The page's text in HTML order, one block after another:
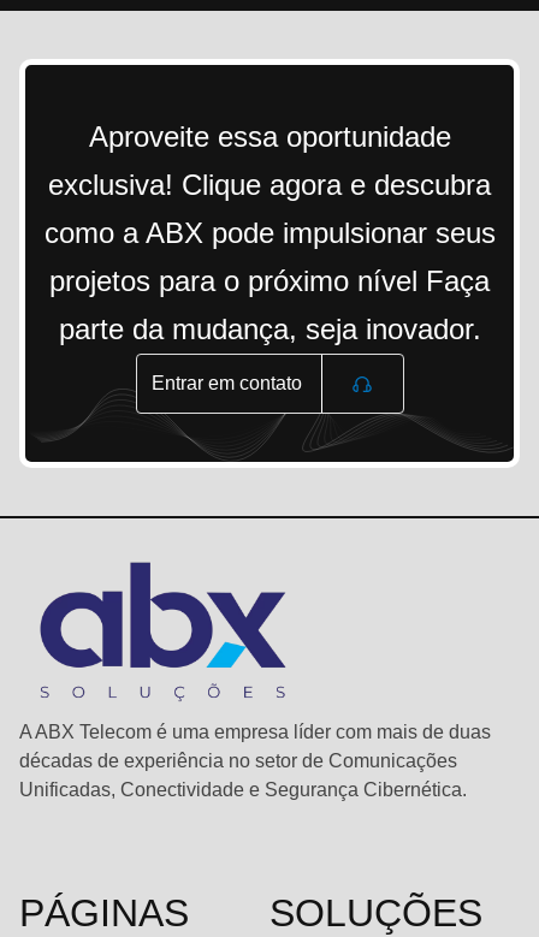
Aproveite essa oportunidade
exclusiva! Clique agora e descubra
como a ABX pode impulsionar seus
projetos para o próximo nível Faça
parte da mudança, seja inovador.
Entrar em contato
A ABX Telecom é uma empresa líder com mais de duas
décadas de experiência no setor de Comunicações
Unificadas, Conectividade e Segurança Cibernética.
PÁGINAS SOLUÇÕES